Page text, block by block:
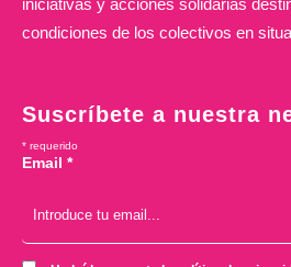
iniciativas y acciones solidarias
condiciones de los colectivos en
Suscríbete a nuestra
* requerido
Email *